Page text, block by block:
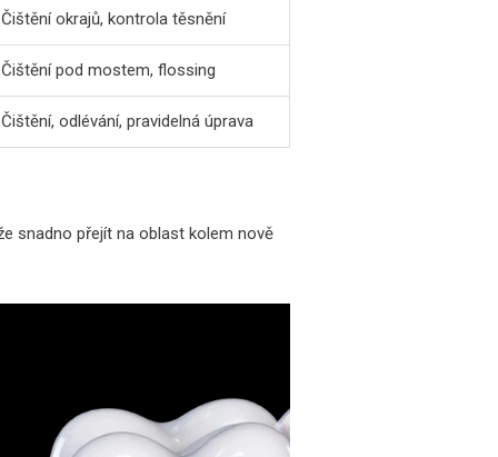
Čištění okrajů, kontrola těsnění
Čištění pod mostem, flossing
Čištění, odlévání, pravidelná úprava
snadno přejít na oblast kolem nově